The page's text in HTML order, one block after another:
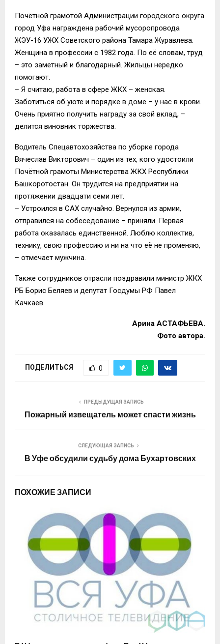
Почётной грамотой Администрации городского округа
город Уфа награждена рабочий мусоропровода
ЖЭУ-16 УЖХ Советского района Тамара Журавлева.
Женщина в профессии с 1982 года. По её словам, труд
– это заметный и благодарный. Жильцы нередко
помогают.
– Я считаю, работа в сфере ЖКХ – женская.
Заботиться об уюте и порядке в доме – у нас в крови.
Очень приятно получить награду за свой вклад, –
делится виновник торжества.
Водитель Спецавтохозяйства по уборке города
Вячеслав Викторович – один из тех, кого удостоили
Почётной грамоты Министерства ЖКХ Республики
Башкоротостан. Он трудится на предприятии на
протяжении двадцати семи лет.
– Устроился в САХ случайно. Вернулся из армии,
отправился на собеседование – приняли. Первая
работа оказалась единственной. Люблю коллектив,
технику, свою профессию и ни на что её не променяю,
– отмечает мужчина.
Также сотрудников отрасли поздравили министр ЖКХ
РБ Борис Беляев и депутат Госдумы РФ Павел
Качкаев.
Арина АСТАФЬЕВА.
Фото автора.
ПОДЕЛИТЬСЯ 0
ПРЕДЫДУЩАЯ ЗАПИСЬ
Пожарный извещатель может спасти жизнь
СЛЕДУЮЩАЯ ЗАПИСЬ
В Уфе обсудили судьбу дома Бухартовских
ПОХОЖИЕ ЗАПИСИ